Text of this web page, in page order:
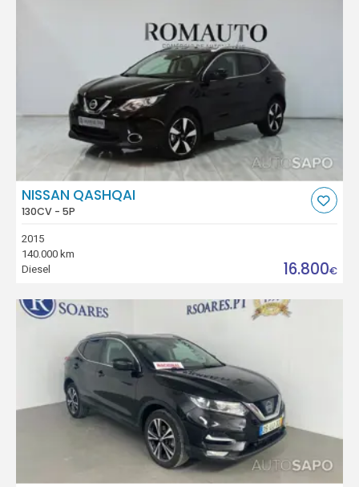
NISSAN QASHQAI
130CV - 5P
2015
140.000 km
Diesel
16.800€